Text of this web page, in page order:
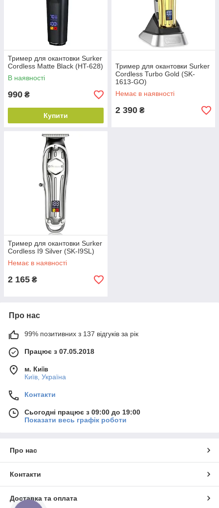
Тример для окантовки Surker
Сordless Matte Black (HT-628)
В наявності
990 ₴
Купити
Тример для окантовки Surker
Сordless Turbo Gold (SK-
1613-GO)
Немає в наявності
2 390 ₴
Тример для окантовки Surker
Сordless I9 Silver (SK-I9SL)
Немає в наявності
2 165 ₴
Про нас
99% позитивних з 137 відгуків за рік
Працює з 07.05.2018
м. Київ
Київ, Україна
Контакти
Сьогодні працює з 09:00 до 19:00
Показати весь графік роботи
Про нас
Контакти
Доставка та оплата